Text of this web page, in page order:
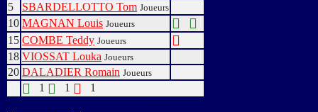
5 SBARDELLOTTO Tom Joueurs
10 MAGNAN Louis Joueurs
15 COMBE Teddy Joueurs
18 VIOSSAT Louka Joueurs
20 DALADIER Romain Joueurs
1 1
1